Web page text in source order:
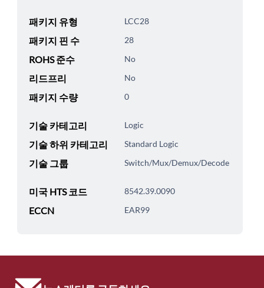
패키지 유형 LCC28
패키지 핀 수 28
ROHS 준수 No
리드프리 No
패키지 수량 0
기술 카테고리 Logic
기술 하위 카테고리 Standard Logic
기술 그룹 Switch/Mux/Demux/Decode
미국 HTS 코드 8542.39.0090
ECCN EAR99